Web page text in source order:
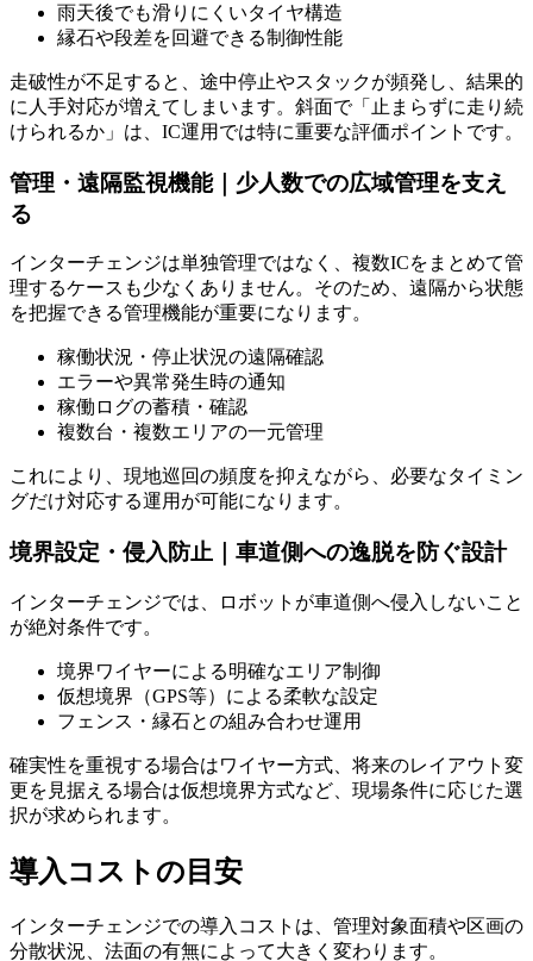
雨天後でも滑りにくいタイヤ構造
縁石や段差を回避できる制御性能
走破性が不足すると、途中停止やスタックが頻発し、結果的
に人手対応が増えてしまいます。 斜面で「止まらずに走り続
けられるか」 は、IC運用では特に重要な評価ポイントです。
管理・遠隔監視機能｜少人数での広域管理を支え
る
インターチェンジは単独管理ではなく、複数ICをまとめて管
理するケースも少なくありません。そのため、遠隔から状態
を把握できる管理機能が重要になります。
稼働状況・停止状況の遠隔確認
エラーや異常発生時の通知
稼働ログの蓄積・確認
複数台・複数エリアの一元管理
これにより、現地巡回の頻度を抑えながら、必要なタイミン
グだけ対応する運用が可能になります。
境界設定・侵入防止｜車道側への逸脱を防ぐ設計
インターチェンジでは、
ロボットが車道側へ侵入しないこと
が絶対条件です。
境界ワイヤーによる明確なエリア制御
仮想境界（GPS等）による柔軟な設定
フェンス・縁石との組み合わせ運用
確実性を重視する場合はワイヤー方式、将来のレイアウト変
更を見据える場合は仮想境界方式など、現場条件に応じた選
択が求められます。
導入コストの目安
インターチェンジでの導入コストは、管理対象面積や区画の
分散状況、法面の有無によって大きく変わります。